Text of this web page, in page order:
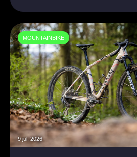
MOUNTAINBIKE
9 jul. 2026